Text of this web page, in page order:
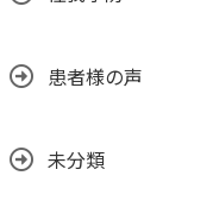
患者様の声
未分類